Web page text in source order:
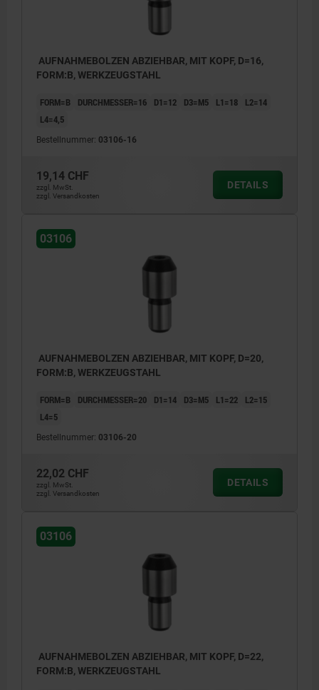
AUFNAHMEBOLZEN ABZIEHBAR, MIT KOPF, D=16,
FORM:B, WERKZEUGSTAHL
FORM=B DURCHMESSER=16 D1=12 D3=M5 L1=18
L2=14
L4=4,5
Bestellnummer: 03106-16
19,14 CHF
zzgl. MwSt.
zzgl. Versandkosten
DETAILS
03106
AUFNAHMEBOLZEN ABZIEHBAR, MIT KOPF, D=20,
FORM:B, WERKZEUGSTAHL
FORM=B DURCHMESSER=20 D1=14 D3=M5 L1=22
L2=15
L4=5
Bestellnummer: 03106-20
22,02 CHF
zzgl. MwSt.
zzgl. Versandkosten
DETAILS
03106
AUFNAHMEBOLZEN ABZIEHBAR, MIT KOPF, D=22,
FORM:B, WERKZEUGSTAHL